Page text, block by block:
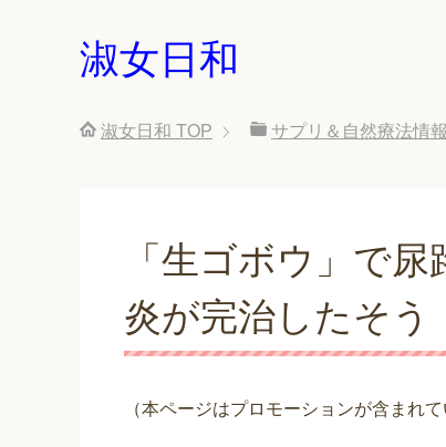
淑女日和
淑女日和 TOP サプリ＆自然療法情報
「生ゴボウ」で
炎が完治したそう
（本ページはプロモーションが含まれて